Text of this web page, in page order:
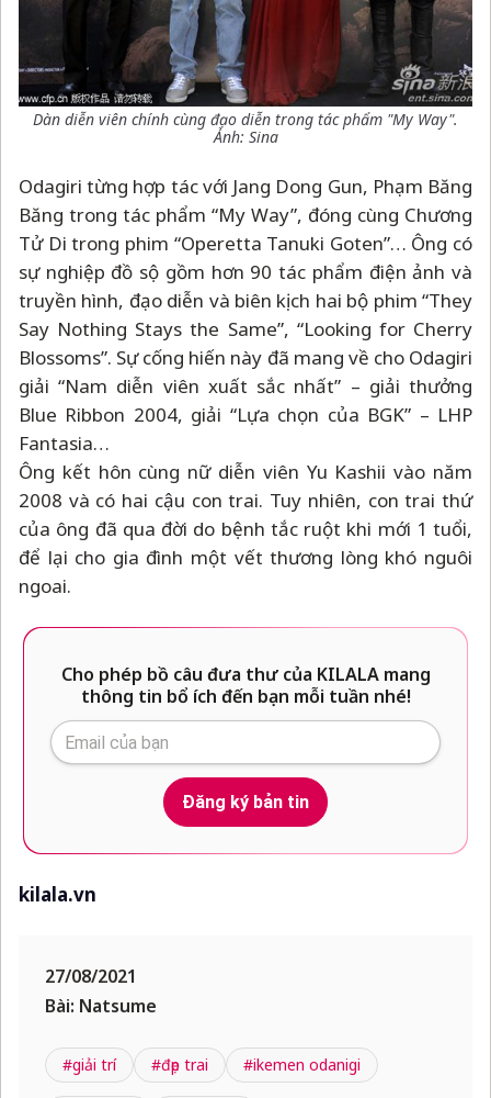
Dàn diễn viên chính cùng đạo diễn trong tác phẩm "My Way".
Ảnh: Sina
Odagiri từng hợp tác với Jang Dong Gun, Phạm Băng
Băng trong tác phẩm “My Way”, đóng cùng Chương
Tử Di trong phim “Operetta Tanuki Goten”… Ông có
sự nghiệp đồ sộ gồm hơn 90 tác phẩm điện ảnh và
truyền hình, đạo diễn và biên kịch hai bộ phim “They
Say Nothing Stays the Same”, “Looking for Cherry
Blossoms”. Sự cống hiến này đã mang về cho Odagiri
giải “Nam diễn viên xuất sắc nhất” – giải thưởng
Blue Ribbon 2004, giải “Lựa chọn của BGK” – LHP
Fantasia…
Ông kết hôn cùng nữ diễn viên Yu Kashii vào năm
2008 và có hai cậu con trai. Tuy nhiên, con trai thứ
của ông đã qua đời do bệnh tắc ruột khi mới 1 tuổi,
để lại cho gia đình một vết thương lòng khó nguôi
ngoai.
Cho phép bồ câu đưa thư của KILALA mang
thông tin bổ ích đến bạn mỗi tuần nhé!
Đăng ký bản tin
kilala.vn
27/08/2021
Bài: Natsume
#giải trí #đẹp trai #ikemen odanigi